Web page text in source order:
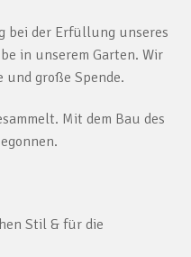
bei der Erfüllung unseres
in unserem Garten. Wir
große Spende.
Mit dem Bau des
Stil & für die